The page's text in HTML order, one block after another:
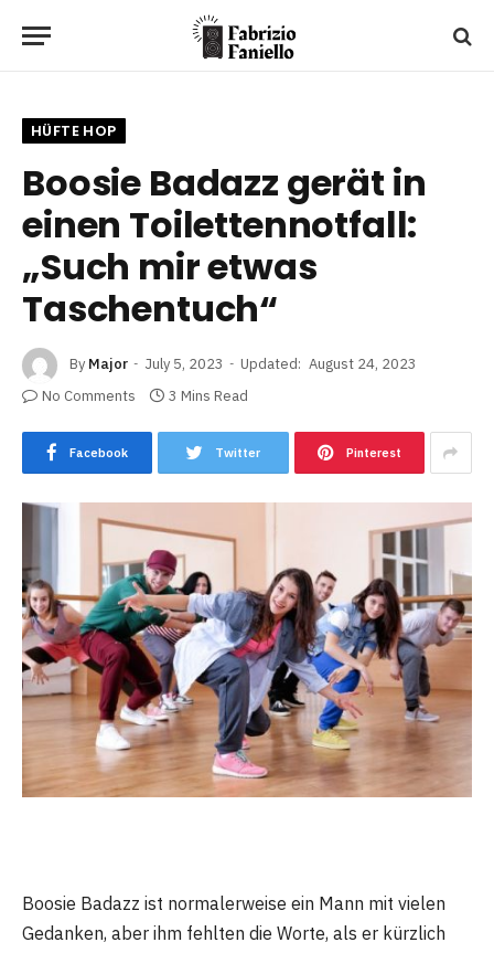
HÜFTE HOP
Boosie Badazz gerät in
einen Toilettennotfall:
„Such mir etwas
Taschentuch“
By Major July 5, 2023 Updated: August 24, 2023
No Comments
3 Mins Read
Facebook Twitter Pinterest
Boosie Badazz ist normalerweise ein Mann mit vielen
Gedanken, aber ihm fehlten die Worte, als er kürzlich